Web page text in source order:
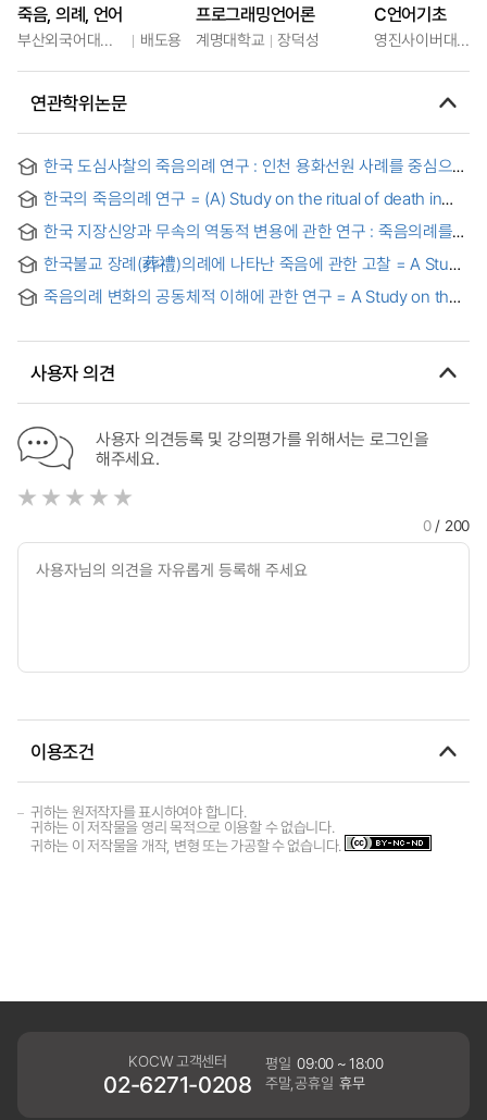
죽음, 의례, 언어
부산외국어대학교 배도용
프로그래밍언어론
계명대학교 장덕성
C언어기초
영진사이버대학교
연관학위논문
한국 도심사찰의 죽음의례 연구 : 인천 용화선원 사례를 중심으로
= A Study on the Death Ritual of Korean Urban Buddhist
Temple : Focusing on the case of Yonghwaseonwon in
Incheon
한국의 죽음의례 연구 = (A) Study on the ritual of death in
Korea
한국 지장신앙과 무속의 역동적 변용에 관한 연구 : 죽음의례를
중심으로
한국불교 장례(葬禮)의례에 나타난 죽음에 관한 고찰 = A Study
on the Death in the Buddhist Funeral(葬禮) Ritual in Korea
죽음의례 변화의 공동체적 이해에 관한 연구 = A Study on the
사용자 의견
사용자 의견등록 및 강의평가를 위해서는 로그인을
해주세요.
0/ 200
이용조건
귀하는 원저작자를 표시하여야 합니다.
귀하는 이 저작물을 영리 목적으로 이용할 수 없습니다.
귀하는 이 저작물을 개작, 변형 또는 가공할 수 없습니다.
KOCW 고객센터
02-6271-0208
평일 09:00 ~ 18:00
주말,공휴일 휴무